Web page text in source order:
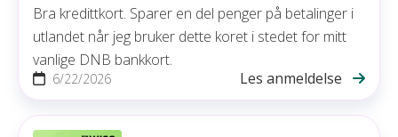
Bra kredittkort. Sparer en del penger på betalinger i
utlandet når jeg bruker dette koret i stedet for mitt
vanlige DNB bankkort.
6/22/2026 Les anmeldelse